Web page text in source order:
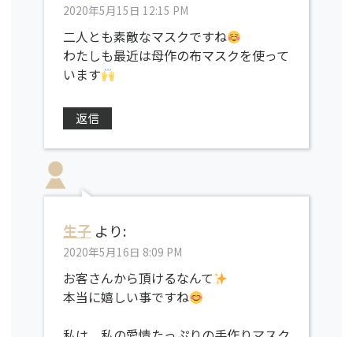
2020年5月15日 12:15 PM
二人とも素敵なマスクですね
わたしも最近は母作の布マスクを使って
います
返信
生子 より:
2020年5月16日 8:09 PM
お客さんから頂けるなんて
本当に嬉しい事ですね